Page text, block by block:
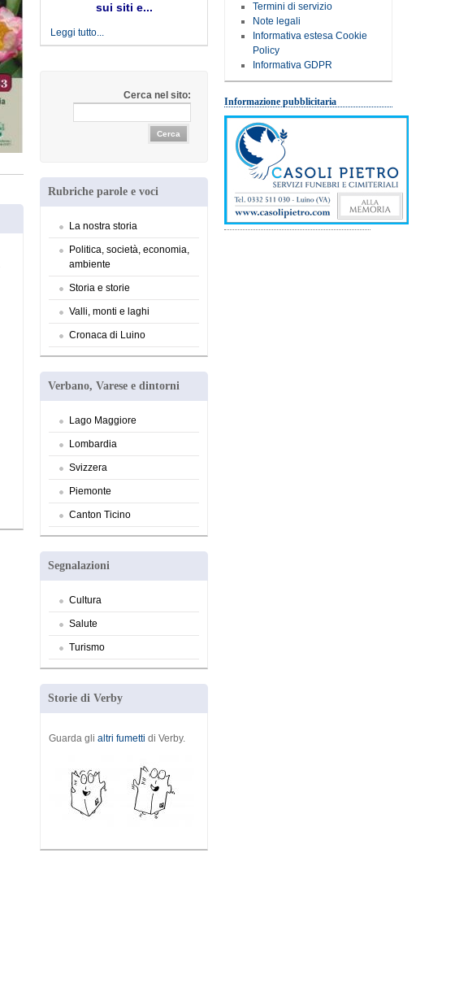
Termini di servizio
Note legali
Informativa estesa Cookie
Policy
Informativa GDPR
Informazione pubblicitaria
sui siti e...
Leggi tutto...
Cerca nel sito:
Rubriche parole e voci
La nostra storia
Politica, società, economia,
ambiente
Storia e storie
Valli, monti e laghi
Cronaca di Luino
Verbano, Varese e dintorni
Lago Maggiore
Lombardia
Svizzera
Piemonte
Canton Ticino
Segnalazioni
Cultura
Salute
Turismo
Storie di Verby
Guarda glialtri fumetti di Verby.